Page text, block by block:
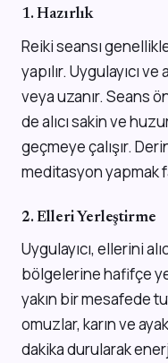
1. Hazırlık
Reiki seansı
yapılır. Uygulayıcı
veya uzanır. Seans
de alıcı sakin ve
geçmeye çalışır.
meditasyon yapmak
2. Elleri Yerleştirme
Uygulayıcı, ellerini
bölgelerine hafifçe
yakın bir mesafede
omuzlar, karın ve
dakika durularak enerji